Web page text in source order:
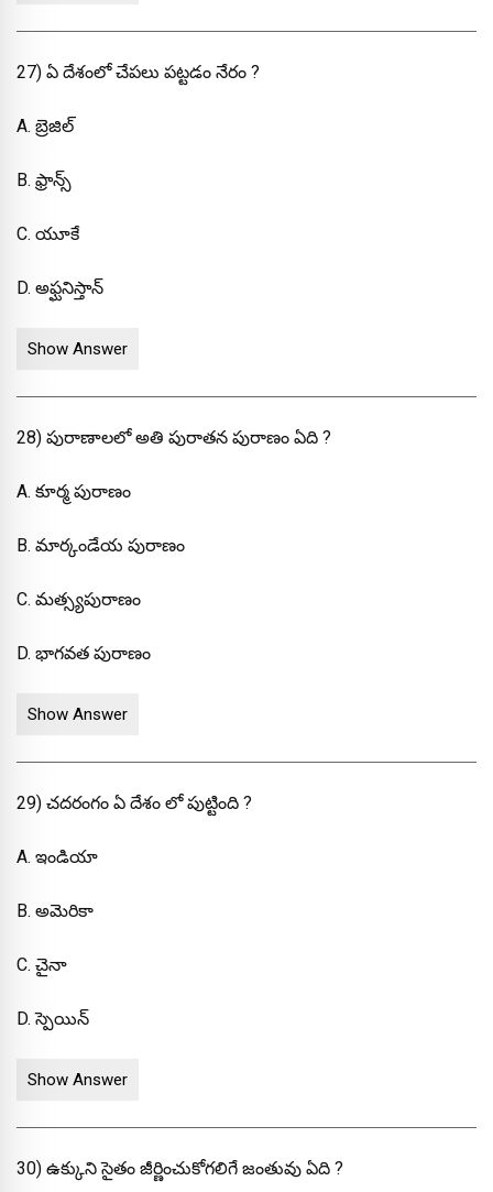
27) ఏ దేశంలో చేపలు పట్టడం నేరం ?
A. బ్రెజిల్
B. ఫ్రాన్స్
C. యూకే
D. అఫ్ఘనిస్తాన్
Show Answer
28) పురాణాలలో అతి పురాతన పురాణం ఏది ?
A. కూర్మ పురాణం
B. మార్కండేయ పురాణం
C. మత్స్యపురాణం
D. భాగవత పురాణం
Show Answer
29) చదరంగం ఏ దేశం లో పుట్టింది ?
A. ఇండియా
B. అమెరికా
C. చైనా
D. స్పెయిన్
Show Answer
30) ఉక్కుని సైతం జీర్ణించుకోగలిగే జంతువు ఏది ?